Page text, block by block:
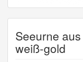
Seeurne
weiß-gold